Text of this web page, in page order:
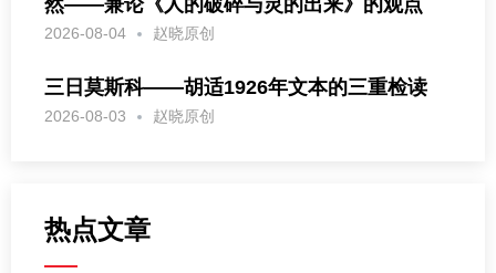
2026-08-04 赵晓原创
三日莫斯科——胡适1926年文本的三重检读
2026-08-03 赵晓原创
热点文章